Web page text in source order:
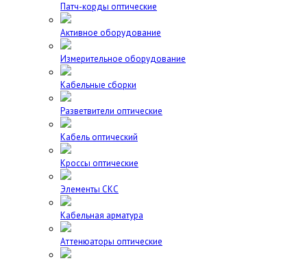
Патч-корды оптические
Активное оборудование
Измерительное оборудование
Кабельные сборки
Разветвители оптические
Кабель оптический
Кроссы оптические
Элементы СКС
Кабельная арматура
Аттенюаторы оптические